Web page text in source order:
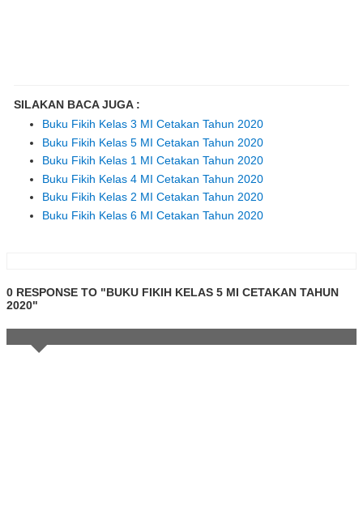
SILAKAN BACA JUGA :
Buku Fikih Kelas 3 MI Cetakan Tahun 2020
Buku Fikih Kelas 5 MI Cetakan Tahun 2020
Buku Fikih Kelas 1 MI Cetakan Tahun 2020
Buku Fikih Kelas 4 MI Cetakan Tahun 2020
Buku Fikih Kelas 2 MI Cetakan Tahun 2020
Buku Fikih Kelas 6 MI Cetakan Tahun 2020
0 RESPONSE TO "BUKU FIKIH KELAS 5 MI CETAKAN TAHUN
2020"